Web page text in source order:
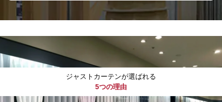
ジャストカーテンが選ばれる
5つの理由